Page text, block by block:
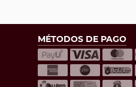
MÉTODOS DE PAGO